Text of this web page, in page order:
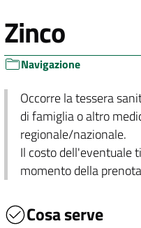
Zinco
Navigazione
Occorre la tessera
di famiglia o altro
regionale/nazionale.
Il costo dell'eventuale
momento della
Cosa serve